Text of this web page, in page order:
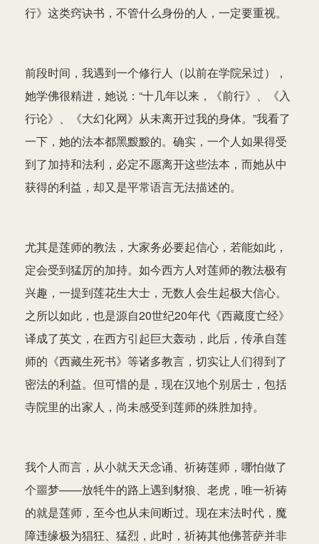
行》这类窍诀书，不管什么身份的人，一定要重视。
前段时间，我遇到一个修行人（以前在学院呆过），
她学佛很精进，她说：“十几年以来，《前行》、《入
行论》、《大幻化网》从未离开过我的身体。”我看了
一下，她的法本都黑黢黢的。确实，一个人如果得受
到了加持和法利，必定不愿离开这些法本，而她从中
获得的利益，却又是平常语言无法描述的。
尤其是莲师的教法，大家务必要起信心，若能如此，
定会受到猛厉的加持。如今西方人对莲师的教法极有
兴趣，一提到莲花生大士，无数人会生起极大信心。
之所以如此，也是源自20世纪20年代《西藏度亡经》
译成了英文，在西方引起巨大轰动，此后，传承自莲
师的《西藏生死书》等诸多教言，切实让人们得到了
密法的利益。但可惜的是，现在汉地个别居士，包括
寺院里的出家人，尚未感受到莲师的殊胜加持。
我个人而言，从小就天天念诵、祈祷莲师，哪怕做了
个噩梦——放牦牛的路上遇到豺狼、老虎，唯一祈祷
的就是莲师，至今也从未间断过。现在末法时代，魔
障违缘极为猖狂、猛烈，此时，祈祷其他佛菩萨并非